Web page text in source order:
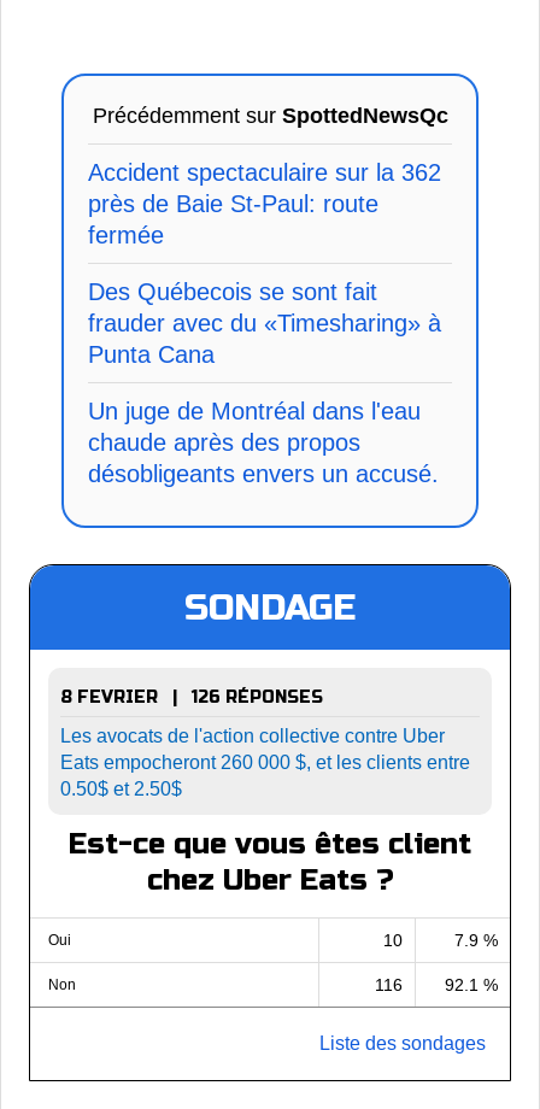
Précédemment sur SpottedNewsQc
Accident spectaculaire sur la 362
près de Baie St-Paul: route
fermée
Des Québecois se sont fait
frauder avec du «Timesharing» à
Punta Cana
Un juge de Montréal dans l'eau
chaude après des propos
désobligeants envers un accusé.
SONDAGE
8 FEVRIER | 126 RÉPONSES
Les avocats de l'action collective contre Uber
Eats empocheront 260 000 $, et les clients entre
0.50$ et 2.50$
Est-ce que vous êtes client
chez Uber Eats ?
Oui 10 7.9 %
Non 116 92.1 %
Liste des sondages